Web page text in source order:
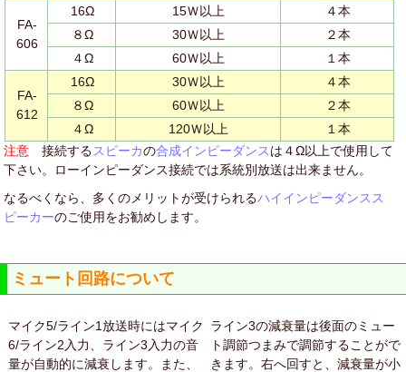
FA-
606
16Ω 15Ｗ以上
４本
８Ω
30Ｗ以上
２本
４Ω
60Ｗ以上 １本
FA-
612
16Ω 30Ｗ以上
４本
８Ω
60Ｗ以上
２本
４Ω
120Ｗ以上
１本
注意 接続するスピーカの合成インピーダンスは４Ω以上で使用して
下さい。ローインピーダンス接続では系統別放送は出来ません。
なるべくなら、多くのメリットが受けられるハイインピーダンスス
ピーカーのご使用をお勧めします。
ミュート回路について
マイク5/ライン1放送時にはマイク
6/ライン2入力、ライン3入力の音
量が自動的に減衰します。また、
ライン3の減衰量は後面のミュー
ト調節つまみで調節することがで
きます。右へ回すと、減衰量が小